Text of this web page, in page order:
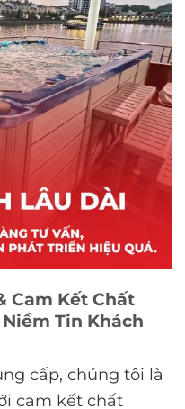
Cam Kết Chất
Tin Khách
cấp, chúng tôi là
cam kết chất